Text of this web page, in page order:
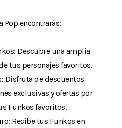
Pop encontrarás:
Descubre una amplia
tus personajes favoritos.
Disfruta de descuentos
exclusivas y ofertas por
Funkos favoritos.
Recibe tus Funkos en